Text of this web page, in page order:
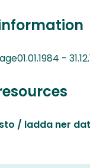
-
/ ladda ner